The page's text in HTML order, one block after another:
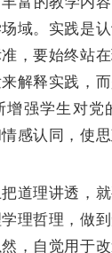
域。实践是
，要始终站
解释实践，
增强学生对党
感认同，使
理讲透，就
理哲理，做
，自觉用于